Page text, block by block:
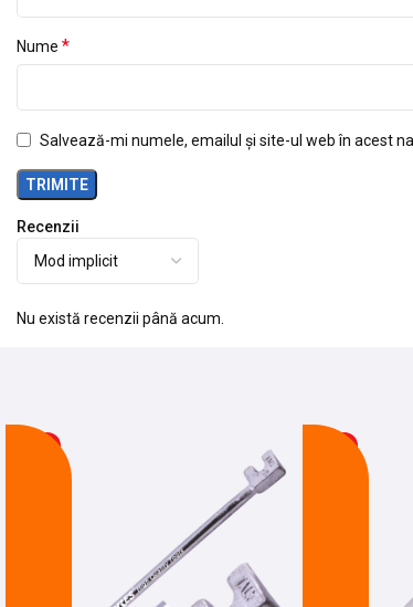
Recenzii
Nu există recenzii până acum.
Nume *
Salvează-mi numele, emailul și site-ul web în acest